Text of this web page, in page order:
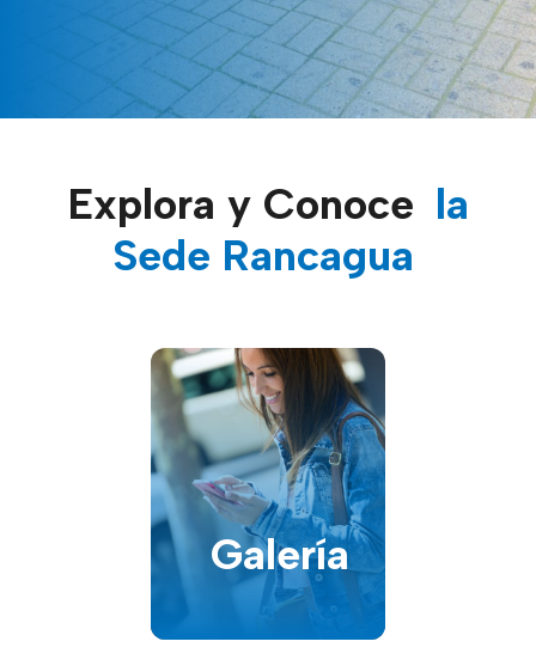
Explora y Conoce la
Sede Rancagua
Sobre
Sede
Carreras